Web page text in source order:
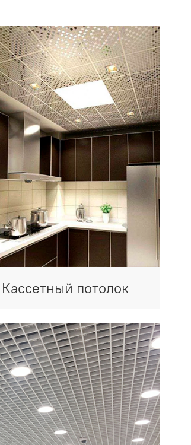
Кассетный потолок